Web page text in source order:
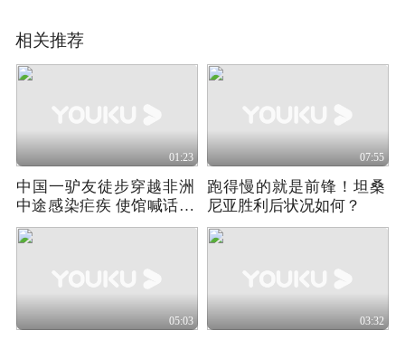
相关推荐
01:23
中国一驴友徒步穿越非洲
中途感染疟疾 使馆喊话劝
其回国
07:55
跑得慢的就是前锋！坦桑
尼亚胜利后状况如何？
05:03 03:32